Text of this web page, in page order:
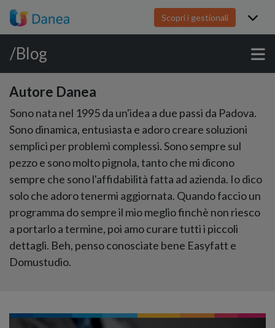
Scopri i gestionali
/Blog
Autore Danea
Sono nata nel 1995 da un'idea a due passi da Padova.
Sono dinamica, entusiasta e adoro creare soluzioni
semplici per problemi complessi. Sono sempre sul
pezzo e sono molto pignola, tanto che mi dicono
sempre che sono l'affidabilità fatta ad azienda. Io dico
solo che adoro tenermi aggiornata. Quando faccio un
programma do sempre il mio meglio finchè non riesco
a portarlo a termine, poi amo curare tutti i piccoli
dettagli. Beh, penso conosciate bene Easyfatt e
Domustudio.